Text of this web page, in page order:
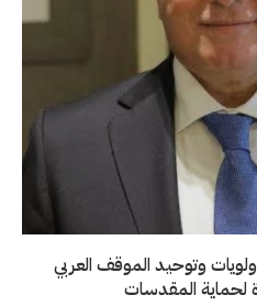
وتوحيد الموقف العربي
لحماية المقدسات